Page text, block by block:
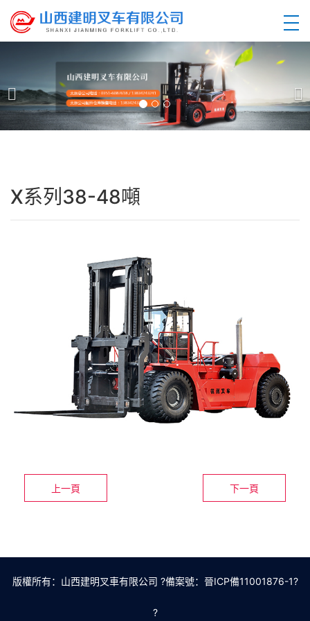
X系列38-48噸
上一頁 下一頁
版權所有：山西建明叉車有限公司 ?備案號：晉ICP備11001876-1?
?